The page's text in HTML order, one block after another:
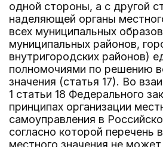
одной стороны, а с другой
наделяющей органы
всех муниципальных
муниципальных районов,
внутригородских районов)
полномочиями по решению
значения (статья 17). Во
1 статьи 18 Федерального
принципах организации
самоуправления в
согласно которой перечень
местного значения не